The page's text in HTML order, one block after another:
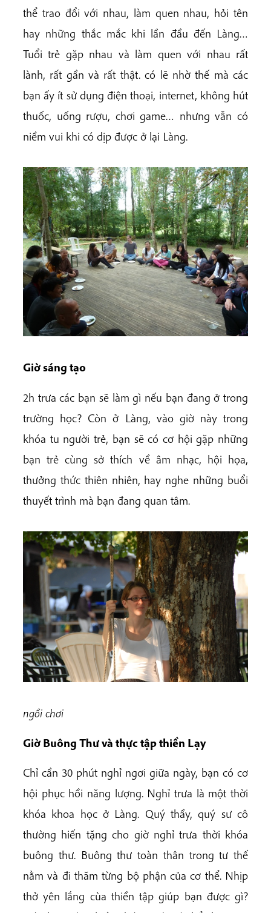
thể trao đổi với nhau, làm quen nhau, hỏi tên
hay những thắc mắc khi lần đầu đến Làng…
Tuổi trẻ gặp nhau và làm quen với nhau rất
lành, rất gần và rất thật. có lẽ nhờ thế mà các
bạn ấy ít sử dụng điện thoại, internet, không hút
thuốc, uống rượu, chơi game… nhưng vẫn có
niềm vui khi có dịp được ở lại Làng.
Giờ sáng tạo
2h trưa các bạn sẽ làm gì nếu bạn đang ở trong
trường học? Còn ở Làng, vào giờ này trong
khóa tu người trẻ, bạn sẽ có cơ hội gặp những
bạn trẻ cùng sở thích về âm nhạc, hội họa,
thưởng thức thiên nhiên, hay nghe những buổi
thuyết trình mà bạn đang quan tâm.
ngồi chơi
Giờ Buông Thư và thực tập thiền Lạy
Chỉ cần 30 phút nghỉ ngơi giữa ngày, bạn có cơ
hội phục hồi năng lượng. Nghỉ trưa là một thời
khóa khoa học ở Làng. Quý thầy, quý sư cô
thường hiến tặng cho giờ nghỉ trưa thời khóa
buông thư. Buông thư toàn thân trong tư thế
nằm và đi thăm từng bộ phận của cơ thể. Nhịp
thở yên lắng cùa thiền tập giúp bạn được gì?